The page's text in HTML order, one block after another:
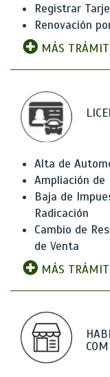
Registrar
Renovación
MÁS
Alta de
Ampliación de
Baja de
Radicación
Cambio de
de Venta
MÁS